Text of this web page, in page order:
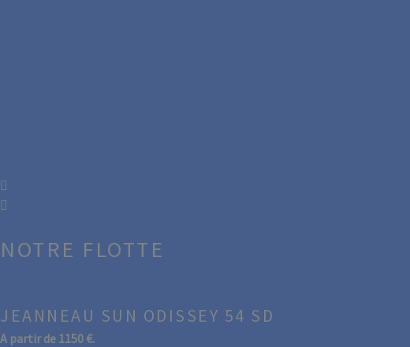
NOTRE FLOTTE
JEANNEAU SUN ODISSEY 54 SD
A partir de 1150 €.